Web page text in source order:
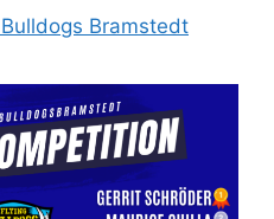
Bramstedt